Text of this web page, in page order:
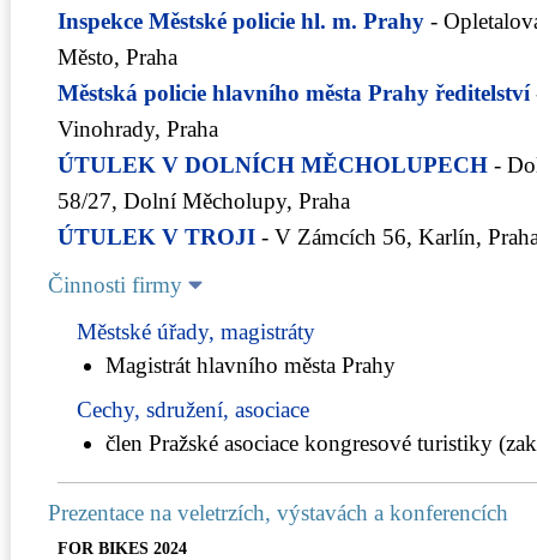
Inspekce Městské policie hl. m. Prahy -
Město, Praha
Městská policie hlavního města Prahy ředitelství
Vinohrady, Praha
ÚTULEK V DOLNÍCH MĚCHOLUPECH -
58/27, Dolní Měcholupy, Praha
ÚTULEK V TROJI - V Zámcích 56, Karlín,
Činnosti firmy
Městské úřady, magistráty
Magistrát hlavního města Prahy
Cechy, sdružení, asociace
člen Pražské asociace kongresové turistiky
Prezentace na veletrzích, výstavách a konferencích
FOR BIKES 2024